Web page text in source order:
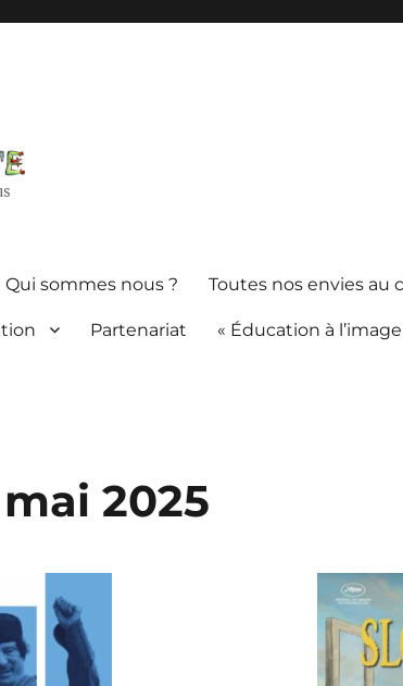
Qui sommes nous ? Toutes nos envies au
Partenariat « Éducation à l’image
2025